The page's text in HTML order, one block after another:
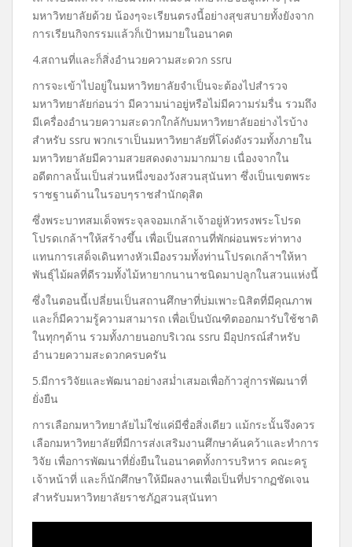
มหาวิทยาลัยด้วย น้องๆจะเรียนตรงนี้อย่างสุขสบายทั้งยังจาก
การเรียนกิจกรรมแล้วก็เป้าหมายในอนาคต
4.สถานที่และก็สิ่งอำนวยความสะดวก ssru
การจะเข้าไปอยู่ในมหาวิทยาลัยจำเป็นจะต้องไปสำรวจ
มหาวิทยาลัยก่อนว่า มีความน่าอยู่หรือไม่มีความร่มรื่น รวมถึง
มีเครื่องอำนวยความสะดวกใกล้กับมหาวิทยาลัยอย่างไรบ้าง
สำหรับ ssru พวกเราเป็นมหาวิทยาลัยที่โด่งดังรวมทั้งภายใน
มหาวิทยาลัยมีความสวยสดงดงามมากมาย เนื่องจากใน
อดีตกาลนั้นเป็นส่วนหนึ่งของวังสวนสุนันทา ซึ่งเป็นเขตพระ
ราชฐานด้านในรอบๆราชสำนักดุสิต
ซึ่งพระบาทสมเด็จพระจุลจอมเกล้าเจ้าอยู่หัวทรงพระโปรด
โปรดเกล้าฯให้สร้างขึ้น เพื่อเป็นสถานที่พักผ่อนพระท่าทาง
แทนการเสด็จเดินทางหัวเมืองรวมทั้งท่านโปรดเกล้าฯให้หา
พันธุ์ไม้ผลที่ดีรวมทั้งไม้หายากนานาชนิดมาปลูกในสวนแห่งนี้
ซึ่งในตอนนี้เปลี่ยนเป็นสถานศึกษาที่บ่มเพาะนิสิตที่มีคุณภาพ
และก็มีความรู้ความสามารถ เพื่อเป็นบัณฑิตออกมารับใช้ชาติ
ในทุกๆด้าน รวมทั้งภายนอกบริเวณ ssru มีอุปกรณ์สำหรับ
อำนวยความสะดวกครบครัน
5.มีการวิจัยและพัฒนาอย่างสม่ำเสมอเพื่อก้าวสู่การพัฒนาที่
ยั่งยืน
การเลือกมหาวิทยาลัยไม่ใช่แค่มีชื่อสิ่งเดียว แม้กระนั้นจึงควร
เลือกมหาวิทยาลัยที่มีการส่งเสริมงานศึกษาค้นคว้าและทำการ
วิจัย เพื่อการพัฒนาที่ยั่งยืนในอนาคตทั้งการบริหาร คณะครู
เจ้าหน้าที่ และก็นักศึกษาให้มีผลงานเพื่อเป็นที่ปรากฏชัดเจน
สำหรับมหาวิทยาลัยราชภัฏสวนสุนันทา